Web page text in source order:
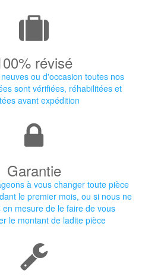
révisé
ou d'occasion toutes nos
sont vérifiées, réhabilitées et
avant expédition
Garantie
à vous changer toute pièce
le premier mois, ou si nous ne
en mesure de le faire de vous
le montant de ladite pièce